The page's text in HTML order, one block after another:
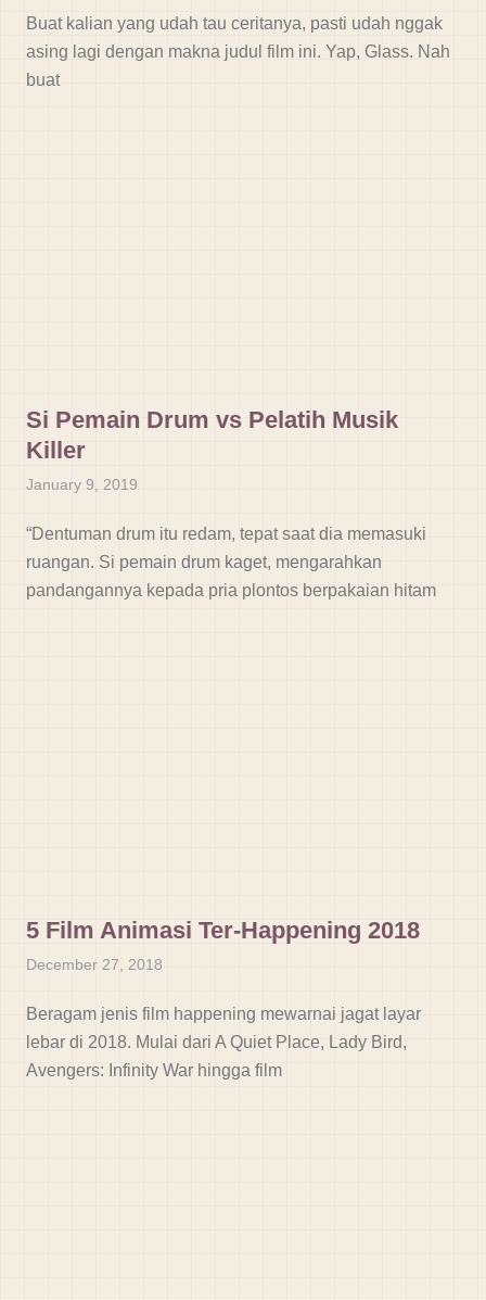
Buat kalian yang udah tau ceritanya, pasti udah nggak
asing lagi dengan makna judul film ini. Yap, Glass. Nah
buat
Si Pemain Drum vs Pelatih Musik
Killer
January 9, 2019
“Dentuman drum itu redam, tepat saat dia memasuki
ruangan. Si pemain drum kaget, mengarahkan
pandangannya kepada pria plontos berpakaian hitam
5 Film Animasi Ter-Happening 2018
December 27, 2018
Beragam jenis film happening mewarnai jagat layar
lebar di 2018. Mulai dari A Quiet Place, Lady Bird,
Avengers: Infinity War hingga film